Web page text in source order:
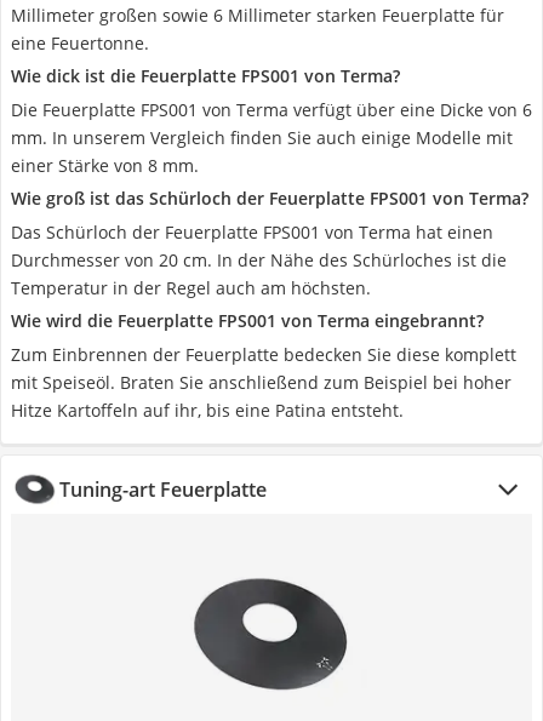
Millimeter großen sowie 6 Millimeter starken Feuerplatte für
eine Feuertonne.
Wie dick ist die Feuerplatte FPS001 von Terma?
Die Feuerplatte FPS001 von Terma verfügt über eine Dicke von 6
mm. In unserem Vergleich finden Sie auch einige Modelle mit
einer Stärke von 8 mm.
Wie groß ist das Schürloch der Feuerplatte FPS001 von Terma?
Das Schürloch der Feuerplatte FPS001 von Terma hat einen
Durchmesser von 20 cm. In der Nähe des Schürloches ist die
Temperatur in der Regel auch am höchsten.
Wie wird die Feuerplatte FPS001 von Terma eingebrannt?
Zum Einbrennen der Feuerplatte bedecken Sie diese komplett
mit Speiseöl. Braten Sie anschließend zum Beispiel bei hoher
Hitze Kartoffeln auf ihr, bis eine Patina entsteht.
Tuning-art Feuerplatte